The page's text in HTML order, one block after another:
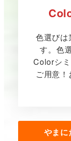
色選びは
す。色
Colorシ
ご用意
やまに